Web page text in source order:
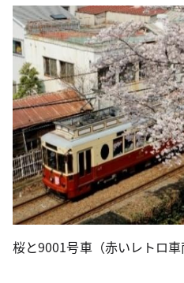
桜と9001号車（赤いレトロ車